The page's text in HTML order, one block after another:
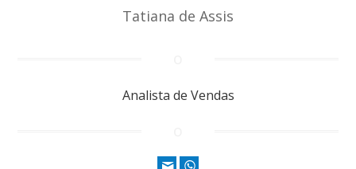
Tatiana de Assis
Analista de Vendas